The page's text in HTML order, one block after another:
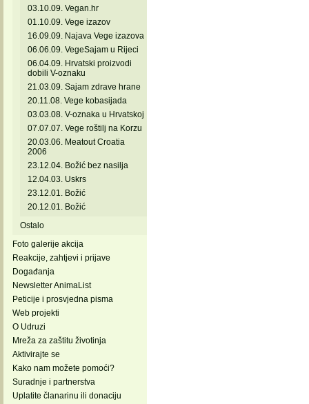
03.10.09. Vegan.hr
01.10.09. Vege izazov
16.09.09. Najava Vege izazova
06.06.09. VegeSajam u Rijeci
06.04.09. Hrvatski proizvodi
dobili V-oznaku
21.03.09. Sajam zdrave hrane
20.11.08. Vege kobasijada
03.03.08. V-oznaka u Hrvatskoj
07.07.07. Vege roštilj na Korzu
20.03.06. Meatout Croatia
2006
23.12.04. Božić bez nasilja
12.04.03. Uskrs
23.12.01. Božić
20.12.01. Božić
Ostalo
Foto galerije akcija
Reakcije, zahtjevi i prijave
Događanja
Newsletter AnimaList
Peticije i prosvjedna pisma
Web projekti
O Udruzi
Mreža za zaštitu životinja
Aktivirajte se
Kako nam možete pomoći?
Suradnje i partnerstva
Uplatite članarinu ili donaciju